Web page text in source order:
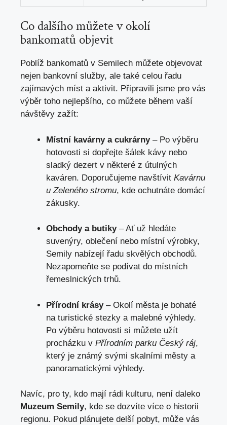
Co dalšího můžete v okolí
bankomatů objevit
Poblíž bankomatů v Semilech můžete objevovat
nejen bankovní služby, ale také celou řadu
zajímavých míst a aktivit. Připravili jsme pro vás
výběr toho nejlepšího, co můžete během vaší
návštěvy zažít:
Místní kavárny a cukrárny– Po výběru
hotovosti si dopřejte šálek kávy nebo
sladký dezert v některé z útulných
kaváren. Doporučujeme navštívit Kavárnu
u Zeleného stromu, kde ochutnáte domácí
zákusky.
Obchody a butiky– Ať už hledáte
suvenýry, oblečení nebo místní výrobky,
Semily nabízejí řadu skvělých obchodů.
Nezapomeňte se podívat do místních
řemeslnických trhů.
Přírodní krásy– Okolí města je bohaté
na turistické stezky a malebné výhledy.
Po výběru hotovosti si můžete užít
procházku v Přírodním parku Český ráj,
který je známý svými skalními městy a
panoramatickými výhledy.
Navíc, pro ty, kdo mají rádi kulturu, není daleko
Muzeum Semily, kde se dozvíte více o historii
regionu. Pokud plánujete delší pobyt, může vás